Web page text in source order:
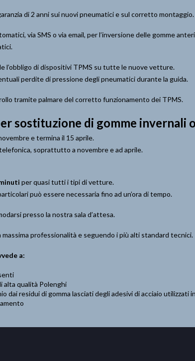
di 2 anni sui nuovi pneumatici e sul corretto
via SMS o via email, per l’inversione delle gomme
l’obbligo di dispositivi TPMS su tutte le nuove vetture.
perdite di pressione degli pneumatici durante la guida.
tramite palmare del corretto funzionamento dei TPMS.
sostituzione di gomme invernali
e termina il 15 aprile.
soprattutto a novembre e ad aprile.
per quasi tutti i tipi di vetture.
può essere necessaria fino ad un’ora di tempo.
presso la nostra sala d’attesa.
professionalità e seguendo i più alti standard tecnici.
a:
alta qualità Polenghi
dai residui di gomma lasciati degli adesivi di acciaio